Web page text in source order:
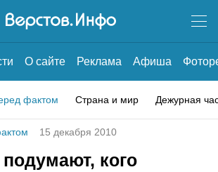
О сайте Реклама Афиша
фактом Страна и мир Дежурная
15 декабря 2010
кого